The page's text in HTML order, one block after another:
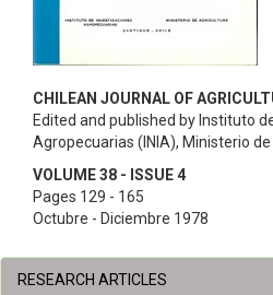
CHILEAN JOURNAL OF
Edited and published by Instituto
Agropecuarias (INIA), Ministerio
VOLUME 38 - ISSUE 4
Pages 129 - 165
Octubre - Diciembre 1978
RESEARCH ARTICLES